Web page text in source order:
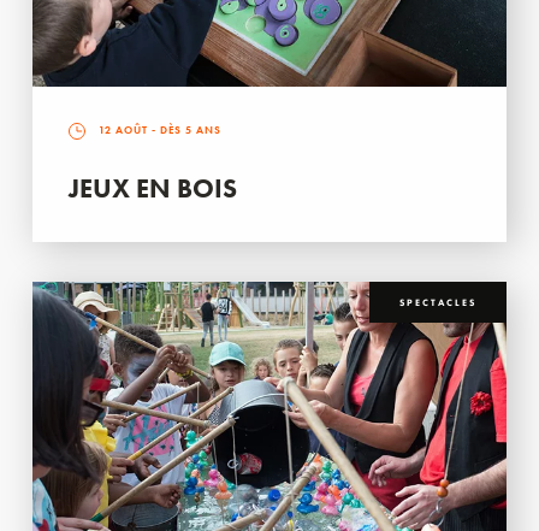
12 AOÛT - DÈS 5 ANS
JEUX EN BOIS
SPECTACLES